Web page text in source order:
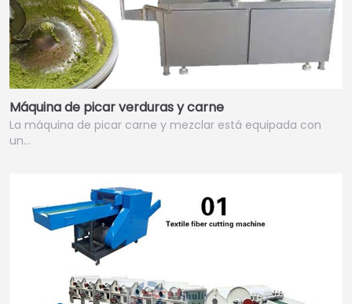
Máquina de picar verduras y carne
La máquina de picar carne y mezclar está equipada con
un…